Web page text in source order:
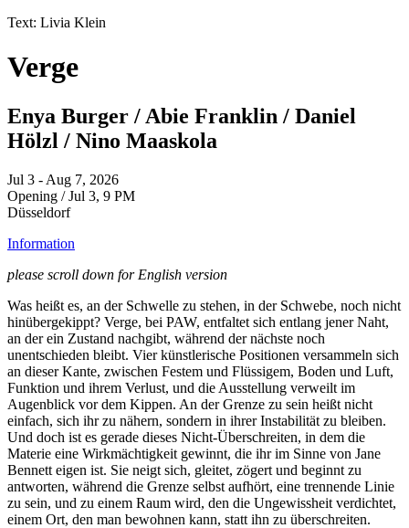
Text: Livia Klein
Verge
Enya Burger / Abie Franklin / Daniel
Hölzl / Nino Maaskola
Jul 3 - Aug 7, 2026
Opening / Jul 3, 9 PM
Düsseldorf
Information
please scroll down for English version
Was heißt es, an der Schwelle zu stehen, in der Schwebe, noch nicht
hinübergekippt? Verge, bei PAW, entfaltet sich entlang jener Naht,
an der ein Zustand nachgibt, während der nächste noch
unentschieden bleibt. Vier künstlerische Positionen versammeln sich
an dieser Kante, zwischen Festem und Flüssigem, Boden und Luft,
Funktion und ihrem Verlust, und die Ausstellung verweilt im
Augenblick vor dem Kippen. An der Grenze zu sein heißt nicht
einfach, sich ihr zu nähern, sondern in ihrer Instabilität zu bleiben.
Und doch ist es gerade dieses Nicht-Überschreiten, in dem die
Materie eine Wirkmächtigkeit gewinnt, die ihr im Sinne von Jane
Bennett eigen ist. Sie neigt sich, gleitet, zögert und beginnt zu
antworten, während die Grenze selbst aufhört, eine trennende Linie
zu sein, und zu einem Raum wird, den die Ungewissheit verdichtet,
einem Ort, den man bewohnen kann, statt ihn zu überschreiten.